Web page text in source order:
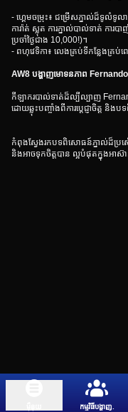
- ហ្គេមចម្រុះ៖ ជម្រើសភ្នាល់ដ៏ទូលំទូ
ការ៉ាត់ ស្លុត ការភ្នាល់បាល់ទាត់ ការ
ប្រចាំថ្ងៃជាង
- ពហុវេទិកា៖ លេងគ្រប់ទីកន្ល
AW8 បង្ហាញមោទនភាព
កីឡាករបាល់ទាត់ដ៏ល្បីល្បាញ
ដោយឆ្លុះបញ្ចាំងពីការប្តេជ្ញាចិត្ត
កំពុងស្វែងរកបទពិសោធន៍ភ្នាល់ដ៏ប្រសើ
និងអាចទុកចិត្តបាន ល្អបំ
កម្មវិធីបង្ហាញ.